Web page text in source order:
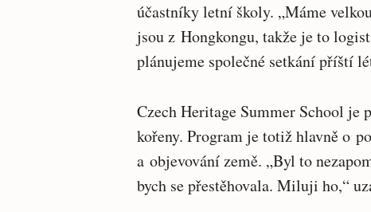
účastníky letní školy. „Máme
jsou z Hongkongu, takže je to
plánujeme společné setkání příští
Czech Heritage Summer School
kořeny. Program je totiž hlavně o
a objevování země. „Byl to
bych se přestěhovala. Miluji ho,“